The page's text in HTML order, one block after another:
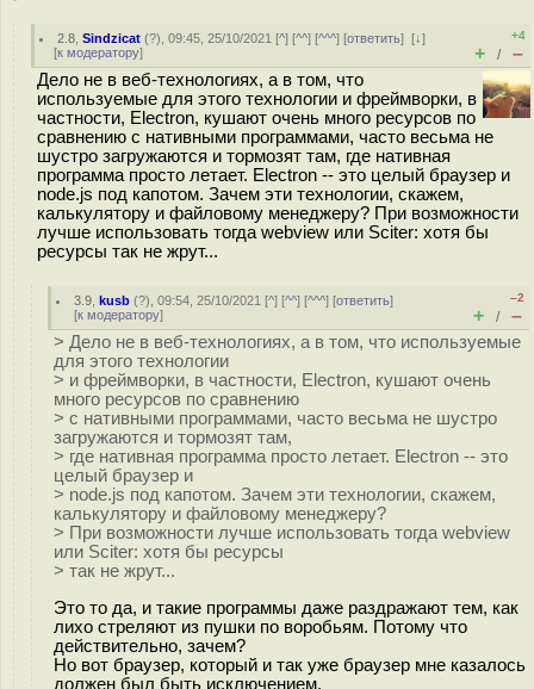
2.8 ,Sindzicat (?), 09:45, 25/10/2021 [^] [^^] [^^^] [ответить][↓]
[к модератору]
+4
+ / –
Дело не в веб-технологиях, а в том, что
используемые для этого технологии и фреймворки, в
частности, Electron, кушают очень много ресурсов по
сравнению с нативными программами, часто весьма не
шустро загружаются и тормозят там, где нативная
программа просто летает. Electron -- это целый браузер и
node.js под капотом. Зачем эти технологии, скажем,
калькулятору и файловому менеджеру? При возможности
лучше использовать тогда webview или Sciter: хотя бы
ресурсы так не жрут...
3.9 ,kusb (?), 09:54, 25/10/2021 [^] [^^] [^^^] [ответить]
[к модератору]
–2
+ / –
> Дело не в веб-технологиях, а в том, что используемые
для этого технологии
> и фреймворки, в частности, Electron, кушают очень
много ресурсов по сравнению
> с нативными программами, часто весьма не шустро
загружаются и тормозят там,
> где нативная программа просто летает. Electron -- это
целый браузер и
> node.js под капотом. Зачем эти технологии, скажем,
калькулятору и файловому менеджеру?
> При возможности лучше использовать тогда webview
или Sciter: хотя бы ресурсы
> так не жрут...
Это то да, и такие программы даже раздражают тем, как
лихо стреляют из пушки по воробьям. Потому что
действительно, зачем?
Но вот браузер, который и так уже браузер мне казалось
должен был быть исключением.